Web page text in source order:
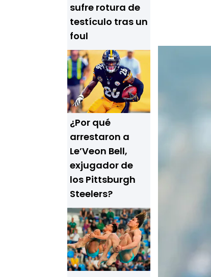
sufre rotura de
testículo tras un
foul
¿Por qué
arrestaron a
Le’Veon Bell,
exjugador de
los Pittsburgh
Steelers?